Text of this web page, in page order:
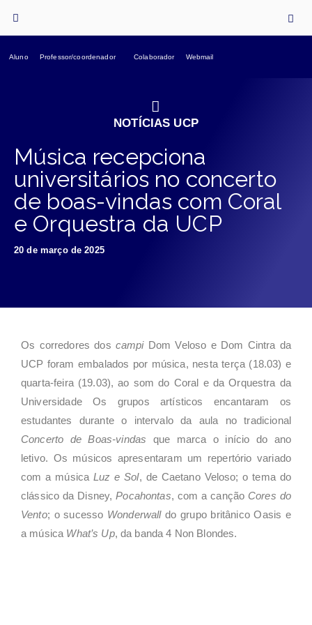
Aluno Professor/coordenador Colaborador Webmail
NOTÍCIAS UCP
Música recepciona
universitários no concerto
de boas-vindas com Coral
e Orquestra da UCP
20 de março de 2025
Os corredores dos campiDom Veloso e Dom Cintra da
UCP foram embalados por música, nesta terça (18.03) e
quarta-feira (19.03), ao som do Coral e da Orquestra da
Universidade Os grupos artísticos encantaram os
estudantes durante o intervalo da aula no tradicional
Concerto de Boas-vindas que marca o início do ano
letivo. Os músicos apresentaram um repertório variado
com a música Luz e Sol, de Caetano Veloso; o tema do
clássico da Disney,Pocahontas, com a canção Cores do
Vento; o sucesso Wonderwalldo grupo britânico Oasis e
a música What’s Up, da banda 4 Non Blondes.